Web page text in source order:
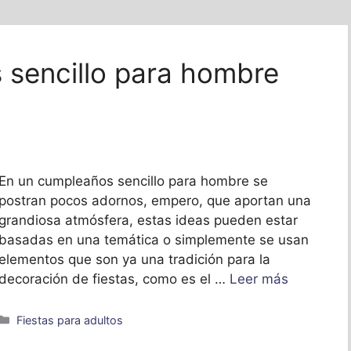
para hombre
un cumpleaños sencillo para hombre se
pocos adornos, empero, que aportan una
atmósfera, estas ideas pueden estar
en una temática o simplemente se usan
que son ya una tradición para la
de fiestas, como es el … Leer más
Categorías
Fiestas para adultos